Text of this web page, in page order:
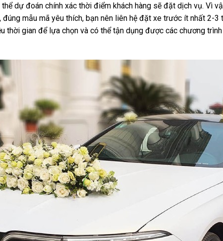
dự đoán chính xác thời điểm khách hàng sẽ đặt dịch vụ. Vì
mẫu mã yêu thích, bạn nên liên hệ đặt xe trước ít nhất 2-
thời gian để lựa chọn và có thể tận dụng được các chương